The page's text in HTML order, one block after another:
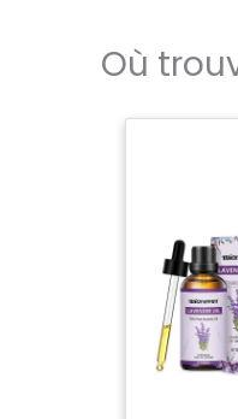
Où